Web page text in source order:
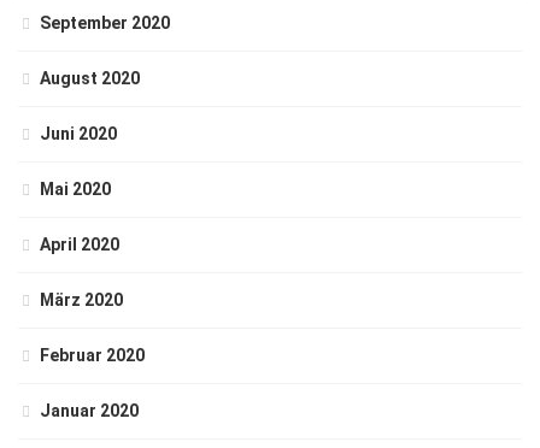
September 2020
August 2020
Juni 2020
Mai 2020
April 2020
März 2020
Februar 2020
Januar 2020